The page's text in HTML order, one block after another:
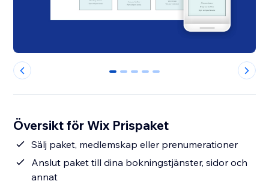
0 1 2 3 4
Översikt för Wix Prispaket
Sälj paket, medlemskap eller prenumerationer
Anslut paket till dina bokningstjänster, sidor och
annat